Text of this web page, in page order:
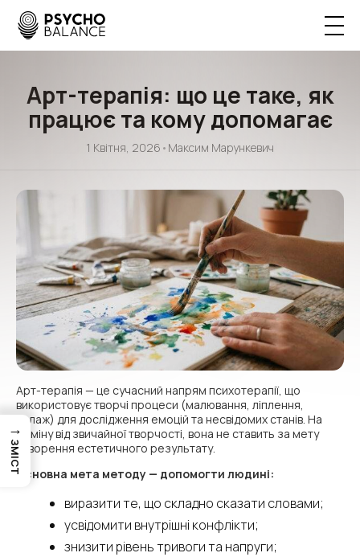
Арт-терапія: що це таке, як
працює та кому допомагає
1 Квітня, 2026 • Максим Марункевич
Арт-терапія — це сучасний напрям психотерапії, що
використовує творчі процеси (малювання, ліплення,
колаж) для дослідження емоцій та несвідомих станів. На
відміну від звичайної творчості, вона не ставить за мету
створення естетичного результату.
Основна мета методу — допомогти людині:
виразити те, що складно сказати словами;
усвідомити внутрішні конфлікти;
знизити рівень тривоги та напруги;
→
ЗМІСТ